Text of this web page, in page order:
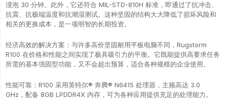
浸泡 30 分钟。此外，它还符合 MIL-STD-810H 标准，即通过了抗冲击、
抗震、抗极端温度和抗潮湿测试。这种坚固的结构大大降低了损坏风险和
相关的更换成本，是一项明智的长期投资。
经济高效的解决方案：与许多高价坚固耐用平板电脑不同，Rugstorm
R100 在价格和性能之间实现了极具吸引力的平衡。它既能提供高要求任务
所需的基本强固型功能，又不会超出预算，适合各种规模的企业使用。
性能可靠：R100 采用英特尔® 奔腾® N6415 处理器，主频高达 3.0
GHz，配备 8GB LPDDR4X 内存，可为各种应用提供充足的处理能力。